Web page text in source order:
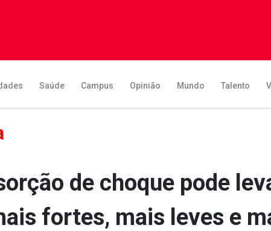
Saúde Campus Opinião Mundo Talento
de choque pode
fortes, mais leves e